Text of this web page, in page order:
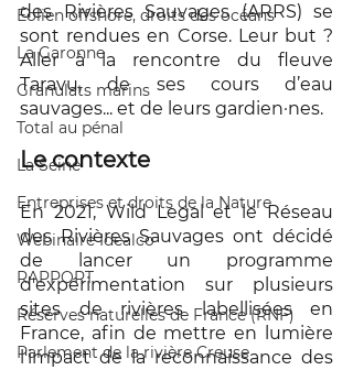
Éolien offshore, droits des océans
La Garonne
Granulats marins
Total au pénal
La Seine
Entreprises et droits de la Nature
Webinaire Idealco
RAPPORT
Réserves naturelles de France (RNF)
Parlement de la rivière Creuse
des Rivières Sauvages (ARRS) se
sont rendues en Corse. Leur but ?
Aller à la rencontre du fleuve
Taravu, de ses cours d’eau
sauvages... et de leurs gardien·nes.
Le contexte
En 2021, Wild Legal et le Réseau
des Rivières Sauvages ont décidé
de lancer un programme
d'expérimentation sur plusieurs
sites de rivières labellisées en
France, afin de mettre en lumière
l'impact de la reconnaissance des